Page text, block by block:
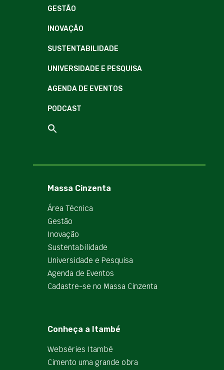
GESTÃO
INOVAÇÃO
SUSTENTABILIDADE
UNIVERSIDADE E PESQUISA
AGENDA DE EVENTOS
PODCAST
Massa Cinzenta
Área Técnica
Gestão
Inovação
Sustentabilidade
Universidade e Pesquisa
Agenda de Eventos
Cadastre-se no Massa Cinzenta
Conheça a Itambé
Webséries Itambé
Cimento uma grande obra